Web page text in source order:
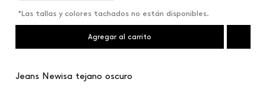
*Las tallas y colores tachados no están disponibles.
Agregar al carrito
Jeans Newisa tejano oscuro